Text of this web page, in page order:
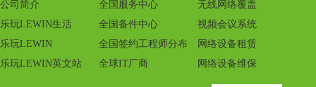
公司简介
乐玩LEWIN生活
乐玩LEWIN
乐玩LEWIN英文站
全国服务中心
全国备件中心
全国签约工程师分布
全球IT厂商
无线网络覆盖
视频会议系统
网络设备租赁
网络设备维保